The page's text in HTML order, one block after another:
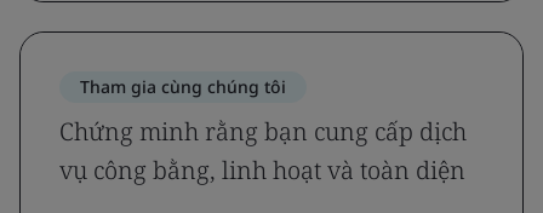
Tham gia cùng chúng tôi
Chứng minh rằng bạn cung cấp dịch
vụ công bằng, linh hoạt và toàn diện